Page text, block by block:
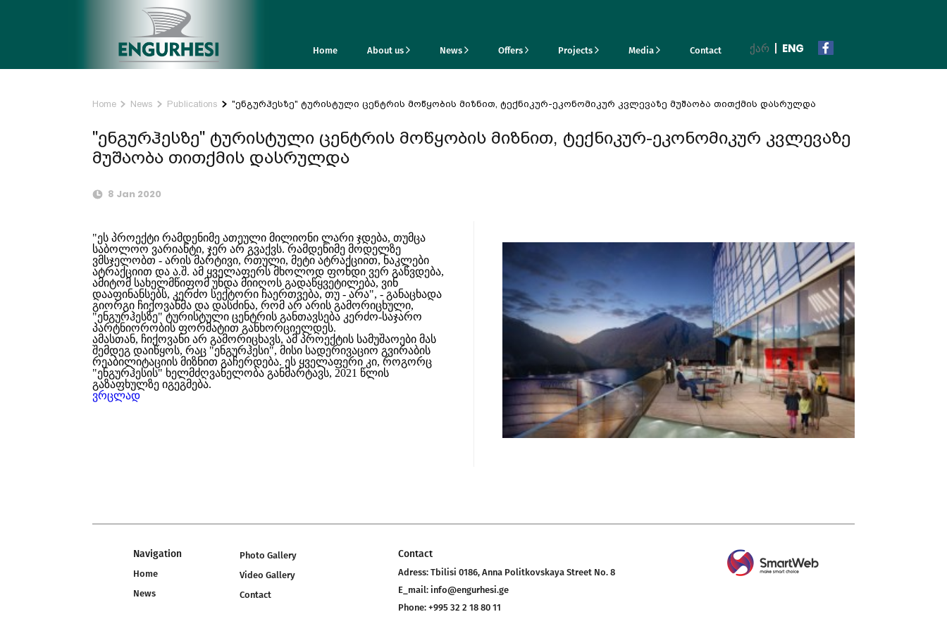
Home About us News Offers Projects Media Contact ᲥᲐᲠ ENG
Home News Publications "ენგურჰესზე" ტურისტული ცენტრის მოწყობის მიზნით, ტექნიკურ-ეკონომიკურ კვლევაზე მუშაობა თითქმის დასრულდა
"ენგურჰესზე" ტურისტული ცენტრის მოწყობის მიზნით, ტექნიკურ-ეკონომიკურ კვლევაზე
მუშაობა თითქმის დასრულდა
8 Jan 2020
"ეს პროექტი რამდენიმე ათეული მილიონი ლარი ჯდება, თუმცა
საბოლოო ვარიანტი, ჯერ არ გვაქვს. რამდენიმე მოდელზე
ვმსჯელობთ - არის მარტივი, რთული, მეტი ატრაქციით, ნაკლები
ატრაქციით და ა.შ. ამ ყველაფერს მხოლოდ ფონდი ვერ გაწვდება,
ამიტომ სახელმწიფომ უნდა მიიღოს გადაწყვეტილება, ვინ
დააფინანსებს, კერძო სექტორი ჩაერთვება, თუ - არა", - განაცხადა
გიორგი ჩიქოვანმა და დასძინა, რომ არ არის გამორიცხული,
"ენგურჰესზე" ტურისტული ცენტრის განთავსება კერძო-საჯარო
პარტნიორობის ფორმატით განხორციელდეს.
ამასთან, ჩიქოვანი არ გამორიცხავს, ამ პროექტის სამუშაოები მას
შემდეგ დაიწყოს, რაც "ენგურჰესი", მისი სადერივაციო გვირაბის
რეაბილიტაციის მიზნით გაჩერდება. ეს ყველაფერი კი, როგორც
"ენგურჰესის" ხელმძღვანელობა განმარტავს, 2021 წლის
გაზაფხულზე იგეგმება.
ვრცლად
Navigation
Home
News
Photo Gallery
Video Gallery
Contact
Contact
Adress: Tbilisi 0186, Anna Politkovskaya Street No. 8
E_mail: info@engurhesi.ge
Phone: +995 32 2 18 80 11